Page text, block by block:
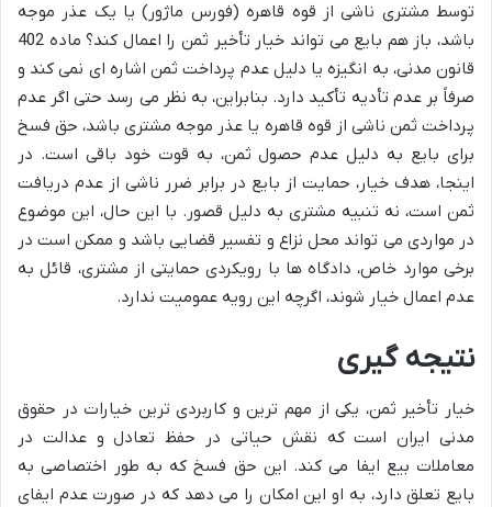
توسط مشتری ناشی از قوه قاهره (فورس ماژور) یا یک عذر موجه
باشد، باز هم بایع می تواند خیار تأخیر ثمن را اعمال کند؟ ماده 402
قانون مدنی، به انگیزه یا دلیل عدم پرداخت ثمن اشاره ای نمی کند و
صرفاً بر عدم تأدیه تأکید دارد. بنابراین، به نظر می رسد حتی اگر عدم
پرداخت ثمن ناشی از قوه قاهره یا عذر موجه مشتری باشد، حق فسخ
برای بایع به دلیل عدم حصول ثمن، به قوت خود باقی است. در
اینجا، هدف خیار، حمایت از بایع در برابر ضرر ناشی از عدم دریافت
ثمن است، نه تنبیه مشتری به دلیل قصور. با این حال، این موضوع
در مواردی می تواند محل نزاع و تفسیر قضایی باشد و ممکن است در
برخی موارد خاص، دادگاه ها با رویکردی حمایتی از مشتری، قائل به
عدم اعمال خیار شوند، اگرچه این رویه عمومیت ندارد.
نتیجه گیری
خیار تأخیر ثمن، یکی از مهم ترین و کاربردی ترین خیارات در حقوق
مدنی ایران است که نقش حیاتی در حفظ تعادل و عدالت در
معاملات بیع ایفا می کند. این حق فسخ که به طور اختصاصی به
بایع تعلق دارد، به او این امکان را می دهد که در صورت عدم ایفای